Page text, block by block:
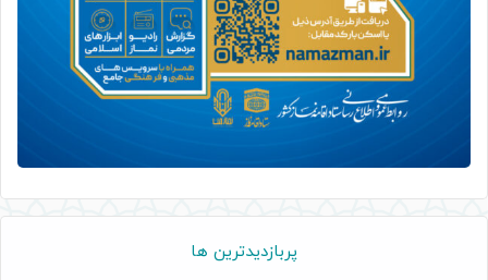
پربازدیدترین ها